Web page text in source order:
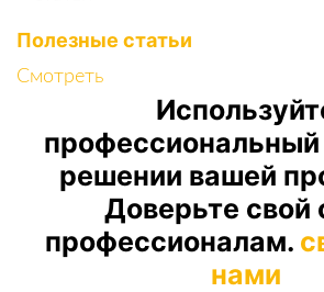
Полезные статьи
Смотреть
профессиональный
решении вашей
Доверьте свой
профессионалам.
нами